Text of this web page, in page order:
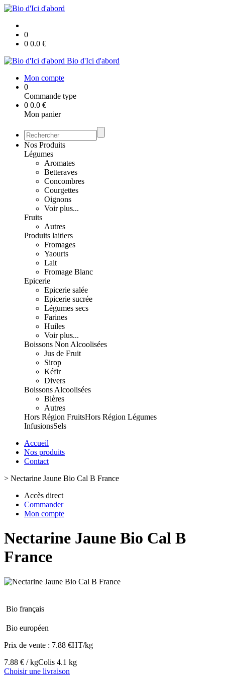
0
0 0.0 €
Bio d'Ici d'abord
Mon compte
0
Commande type
0 0.0 €
Mon panier
Nos Produits
Légumes
Aromates
Betteraves
Concombres
Courgettes
Oignons
Voir plus...
Fruits
Autres
Produits laitiers
Fromages
Yaourts
Lait
Fromage Blanc
Epicerie
Epicerie salée
Epicerie sucrée
Légumes secs
Farines
Huiles
Voir plus...
Boissons Non Alcoolisées
Jus de Fruit
Sirop
Kéfir
Divers
Boissons Alcoolisées
Bières
Autres
Hors Région FruitsHors Région Légumes
InfusionsSels
Accueil
Nos produits
Contact
> Nectarine Jaune Bio Cal B France
Accès direct
Commander
Mon compte
Nectarine Jaune Bio Cal B
France
Bio français
Bio européen
Prix de vente : 7.88 €HT/kg
7.88 € / kgColis 4.1 kg
Choisir une livraison